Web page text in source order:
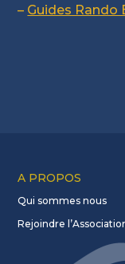
– Guides Rando
A PROPOS
Qui sommes nous
Rejoindre